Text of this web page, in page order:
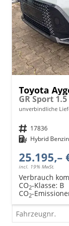
Toyota
unverbindliche
Fahrzeugnr. 17836
Kraftstoff Hybrid Benzin
25.195,–
incl. 19% MwSt.
Verbrauch
CO2-Klasse: B
CO2-
Fahrzeugnr.